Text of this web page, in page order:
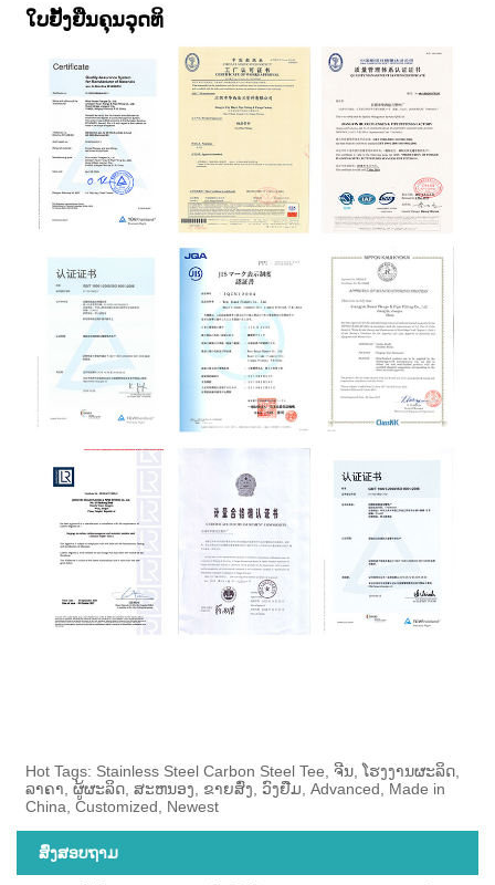
ໃບຢັ້ງຢືນຄຸນວຸດທິ
Hot Tags: Stainless Steel Carbon Steel Tee, ຈີນ, ໂຮງງານຜະລິດ,
ລາຄາ, ຜູ້ຜະລິດ, ສະຫນອງ, ຂາຍສົ່ງ, ວົງຢືມ, Advanced, Made in
China, Customized, Newest
ສົ່ງສອບຖາມ